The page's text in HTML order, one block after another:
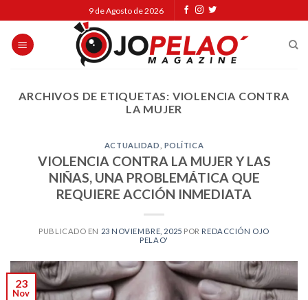
to
content
9 de Agosto de 2026
ARCHIVOS DE ETIQUETAS: VIOLENCIA CONTRA
LA MUJER
ACTUALIDAD POLÍTICA
VIOLENCIA CONTRA LA MUJER Y LAS
NIÑAS, UNA PROBLEMÁTICA QUE
REQUIERE ACCIÓN INMEDIATA
PUBLICADO EN 23 NOVIEMBRE, 2025 POR REDACCIÓN OJO
PELAO'
23
Nov